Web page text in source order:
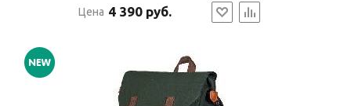
Цена 4 390 руб.